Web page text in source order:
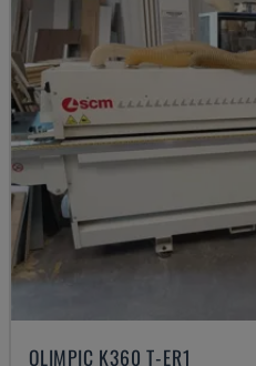
OLIMPIC K360 T-ER1